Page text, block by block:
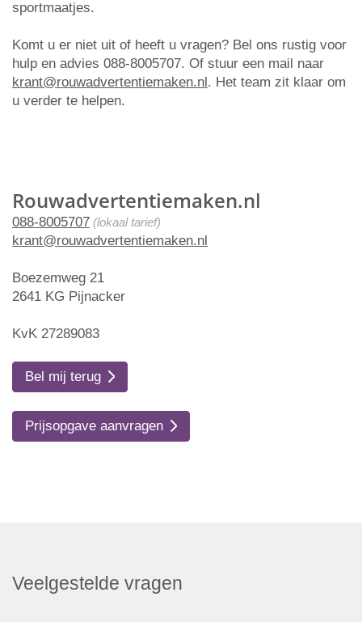
Rouwadvertentiemaken.nl
088-8005707 (lokaal tarief)
krant@rouwadvertentiemaken.nl
Boezemweg 21
2641 KG Pijnacker
KvK 27289083
Bel mij terug
Prijsopgave aanvragen
sportmaatjes.
Komt u er niet uit of heeft u vragen? Bel ons rustig voor
hulp en advies 088-8005707. Of stuur een mail naar
krant@rouwadvertentiemaken.nl. Het team zit klaar om
u verder te helpen.
Veelgestelde vragen